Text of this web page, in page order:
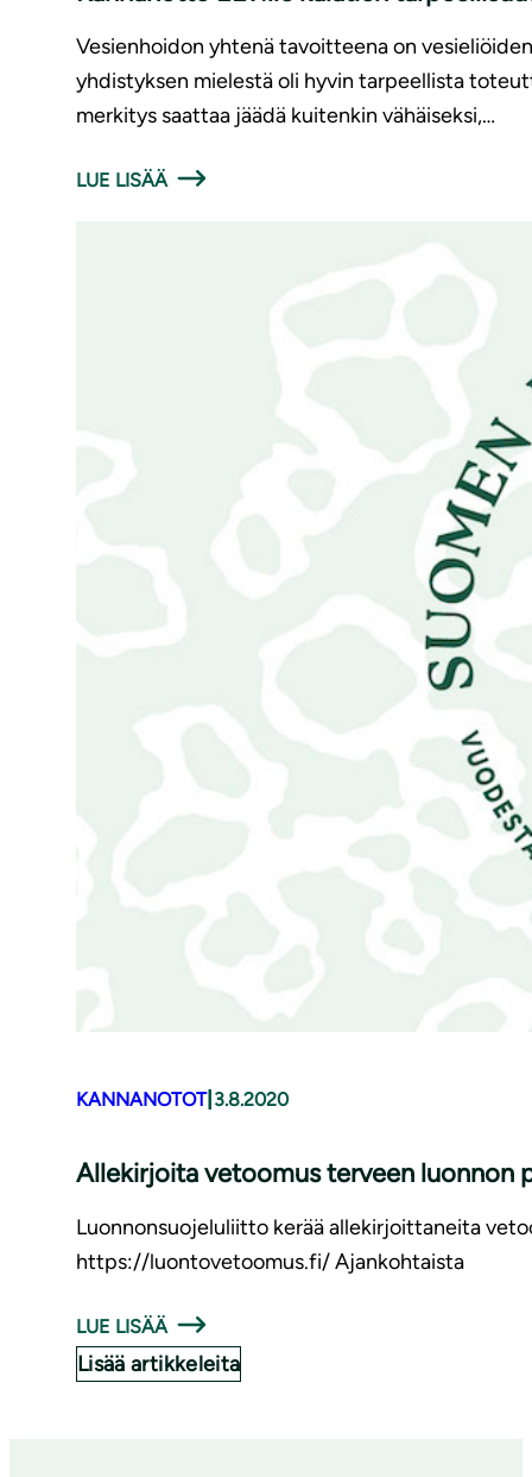
Vesienhoidon yhtenä tavoitteena on
yhdistyksen mielestä oli hyvin tarpeellista
merkitys saattaa jäädä kuitenkin vähäiseksi,…
LUE LISÄÄ
KANNANOTOT| 3.8.2020
Allekirjoita vetoomus terveen luonnon
Luonnonsuojeluliitto kerää allekirjoittaneita
https://luontovetoomus.fi/ Ajankohtaista
LUE LISÄÄ
Lisää artikkeleita